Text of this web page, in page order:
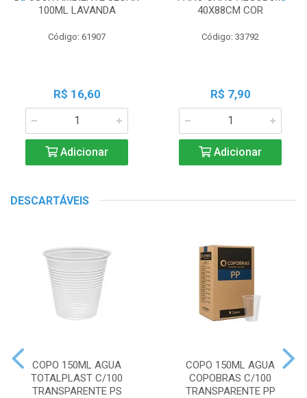
100ML LAVANDA
Código: 61907
R$ 16,60
Adicionar
40X88CM COR
Código: 33792
R$ 7,90
Adicionar
DESCARTÁVEIS
COPO 150ML AGUA
TOTALPLAST C/100
TRANSPARENTE PS
COPO 150ML AGUA
COPOBRAS C/100
TRANSPARENTE PP